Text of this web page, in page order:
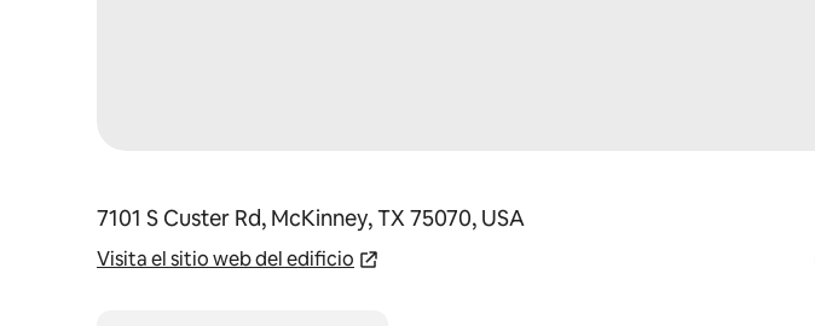
7101 S Custer Rd, McKinney, TX 75070, USA
Visita el sitio web del edificio